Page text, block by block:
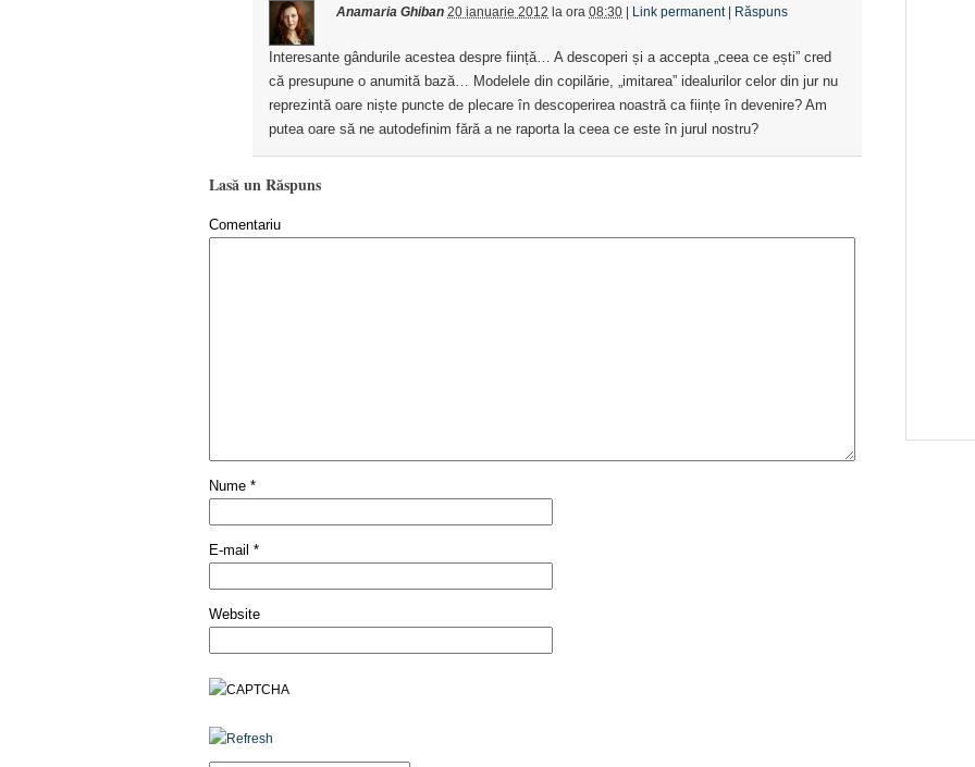
Anamaria Ghiban 20 ianuarie 2012 la ora 08:30 Link permanent| Răspuns
Interesante gândurile acestea despre ființă… A descoperi și a accepta „ceea ce ești” cred
că presupune o anumită bază… Modelele din copilărie, „imitarea” idealurilor celor din jur nu
reprezintă oare niște puncte de plecare în descoperirea noastră ca ființe în devenire? Am
putea oare să ne autodefinim fără a ne raporta la ceea ce este în jurul nostru?
Lasă un Răspuns
Comentariu
Nume *
E-mail *
Website